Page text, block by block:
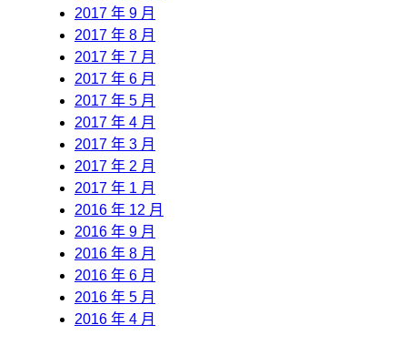
2017 年 9 月
2017 年 8 月
2017 年 7 月
2017 年 6 月
2017 年 5 月
2017 年 4 月
2017 年 3 月
2017 年 2 月
2017 年 1 月
2016 年 12 月
2016 年 9 月
2016 年 8 月
2016 年 6 月
2016 年 5 月
2016 年 4 月